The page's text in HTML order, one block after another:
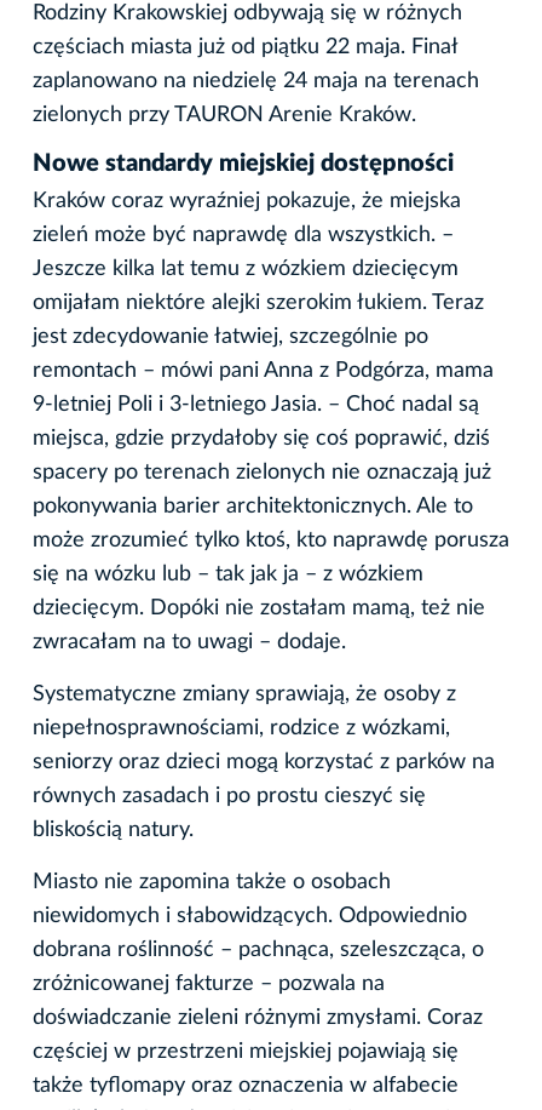
Rodziny Krakowskiej odbywają się w różnych
częściach miasta już od piątku 22 maja. Finał
zaplanowano na niedzielę 24 maja na terenach
zielonych przy TAURON Arenie Kraków.
Nowe standardy miejskiej dostępności
Kraków coraz wyraźniej pokazuje, że miejska
zieleń może być naprawdę dla wszystkich. –
Jeszcze kilka lat temu z wózkiem dziecięcym
omijałam niektóre alejki szerokim łukiem. Teraz
jest zdecydowanie łatwiej, szczególnie po
remontach – mówi pani Anna z Podgórza, mama
9-letniej Poli i 3-letniego Jasia. – Choć nadal są
miejsca, gdzie przydałoby się coś poprawić, dziś
spacery po terenach zielonych nie oznaczają już
pokonywania barier architektonicznych. Ale to
może zrozumieć tylko ktoś, kto naprawdę porusza
się na wózku lub – tak jak ja – z wózkiem
dziecięcym. Dopóki nie zostałam mamą, też nie
zwracałam na to uwagi – dodaje.
Systematyczne zmiany sprawiają, że osoby z
niepełnosprawnościami, rodzice z wózkami,
seniorzy oraz dzieci mogą korzystać z parków na
równych zasadach i po prostu cieszyć się
bliskością natury.
Miasto nie zapomina także o osobach
niewidomych i słabowidzących. Odpowiednio
dobrana roślinność – pachnąca, szeleszcząca, o
zróżnicowanej fakturze – pozwala na
doświadczanie zieleni różnymi zmysłami. Coraz
częściej w przestrzeni miejskiej pojawiają się
także tyflomapy oraz oznaczenia w alfabecie